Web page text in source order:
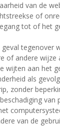
van de
of
tot of het
geval tegenover
of andere wijze
wijten aan het
als
zonder
van de